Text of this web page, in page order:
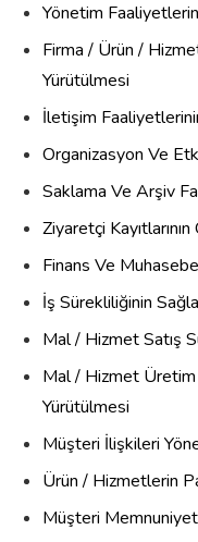
Yönetim
Firma / Ürün /
Yürütülmesi
İletişim
Organizasyon Ve
Saklama Ve Arşiv
Ziyaretçi
Finans Ve
İş Sürekliliğinin
Mal / Hizmet Satış
Mal / Hizmet
Yürütülmesi
Müşteri İlişkileri
Ürün / Hizmetlerin
Müşteri